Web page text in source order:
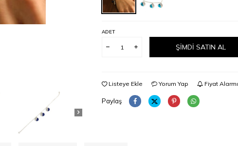
ADET
ŞIMDI SATIN AL
Listeye Ekle Yorum Yap Fiyat Alarmı
Paylaş